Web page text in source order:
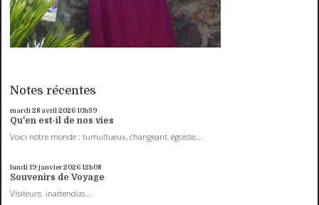
Notes récentes
mardi 28 avril 202610h39
Qu'en est-il de nos vies
Voici notre monde : tumultueux, changeant, égoïste,...
lundi 19 janvier 202612h08
Souvenirs de Voyage
Visiteurs inattendus....